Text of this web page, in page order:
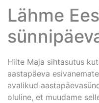
Lähme
Hiite Maja sihtasutus
aastapäeva
avalikud
oluline, et muudame